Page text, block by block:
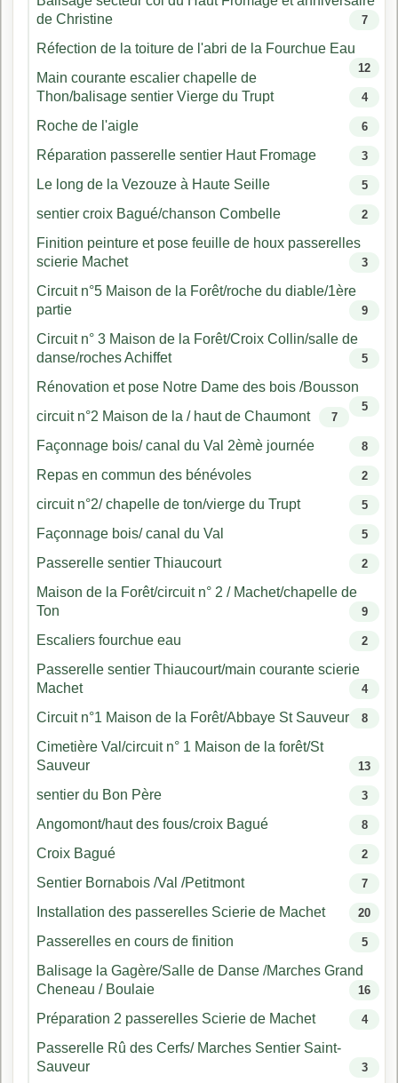
de Christine
7
Réfection de la toiture de l'abri de la Fourchue Eau
12
Main courante escalier chapelle de
Thon/balisage sentier Vierge du Trupt
4
Roche de l'aigle 6
Réparation passerelle sentier Haut Fromage 3
Le long de la Vezouze à Haute Seille 5
sentier croix Bagué/chanson Combelle 2
Finition peinture et pose feuille de houx passerelles
scierie Machet
3
Circuit n°5 Maison de la Forêt/roche du diable/1ère
partie
9
Circuit n° 3 Maison de la Forêt/Croix Collin/salle de
danse/roches Achiffet
5
Rénovation et pose Notre Dame des bois /Bousson
5
circuit n°2 Maison de la / haut de Chaumont 7
Façonnage bois/ canal du Val 2èmè journée 8
Repas en commun des bénévoles 2
circuit n°2/ chapelle de ton/vierge du Trupt 5
Façonnage bois/ canal du Val 5
Passerelle sentier Thiaucourt 2
Maison de la Forêt/circuit n° 2 / Machet/chapelle de
Ton
9
Escaliers fourchue eau 2
Passerelle sentier Thiaucourt/main courante scierie
Machet
4
Circuit n°1 Maison de la Forêt/Abbaye St Sauveur 8
Cimetière Val/circuit n° 1 Maison de la forêt/St
Sauveur
13
sentier du Bon Père 3
Angomont/haut des fous/croix Bagué 8
Croix Bagué 2
Sentier Bornabois /Val /Petitmont 7
Installation des passerelles Scierie de Machet 20
Passerelles en cours de finition 5
Balisage la Gagère/Salle de Danse /Marches Grand
Cheneau / Boulaie
16
Préparation 2 passerelles Scierie de Machet 4
Passerelle Rû des Cerfs/ Marches Sentier Saint-
Sauveur
3